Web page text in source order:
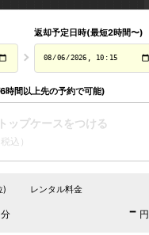
返却予定日時(最短2時間〜)
時間以上先の予約で可能)
ップケースをつける
込）
)
分
レンタル料金
- 円